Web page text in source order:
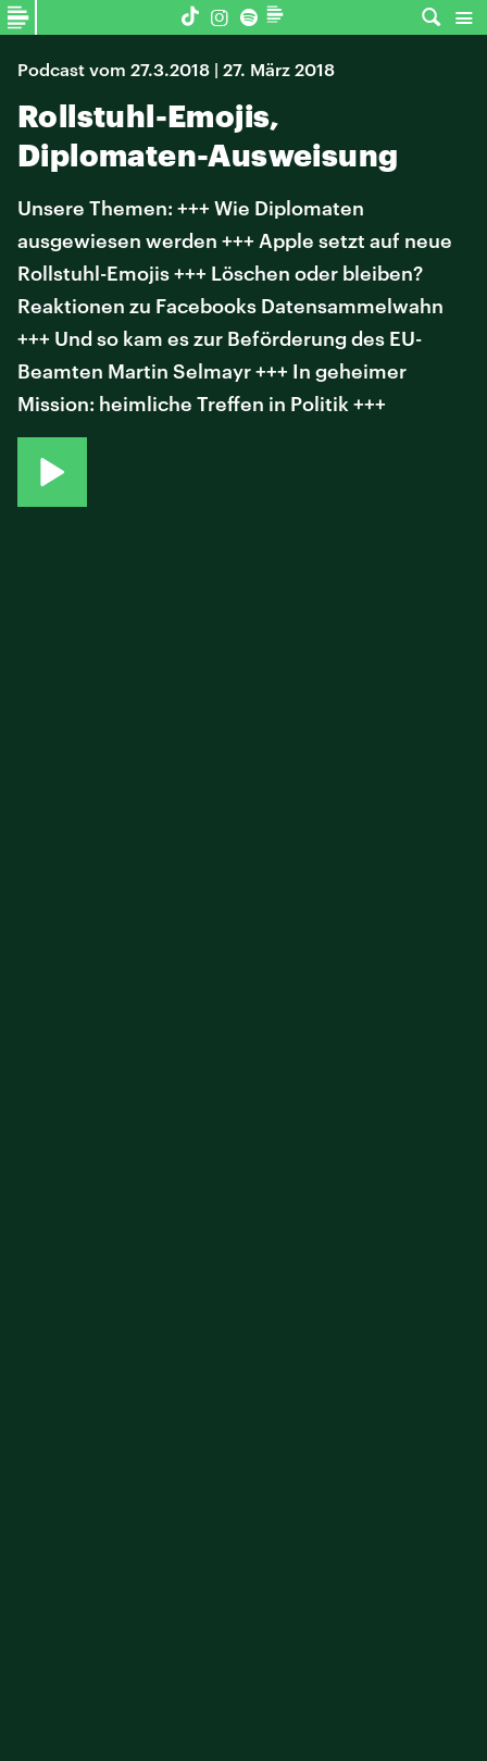
Podcast vom 27.3.2018 | 27. März 2018
Rollstuhl-Emojis,
Diplomaten-Ausweisung
Unsere Themen: +++ Wie Diplomaten
ausgewiesen werden +++ Apple setzt auf neue
Rollstuhl-Emojis +++ Löschen oder bleiben?
Reaktionen zu Facebooks Datensammelwahn
+++ Und so kam es zur Beförderung des EU-
Beamten Martin Selmayr +++ In geheimer
Mission: heimliche Treffen in Politik +++